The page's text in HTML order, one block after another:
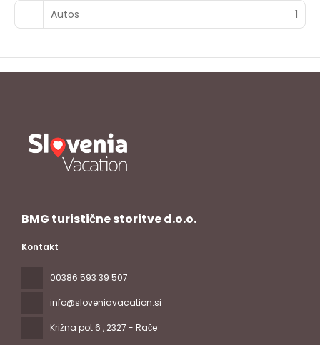
Autos 1
BMG turistične storitve d.o.o.
Kontakt
00386 593 39 507
info@sloveniavacation.si
Križna pot 6 , 2327 - Rače